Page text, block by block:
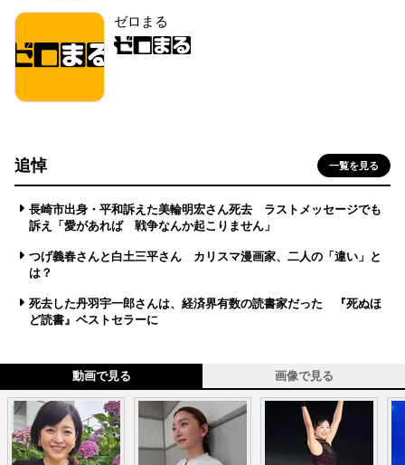
ゼロまる
追悼 一覧を見る
長崎市出身・平和訴えた美輪明宏さん死去 ラストメッセージでも
訴え「愛があれば 戦争なんか起こりません」
つげ義春さんと白土三平さん カリスマ漫画家、二人の「違い」と
は？
死去した丹羽宇一郎さんは、経済界有数の読書家だった 『死ぬほ
ど読書』ベストセラーに
動画で見る 画像で見る